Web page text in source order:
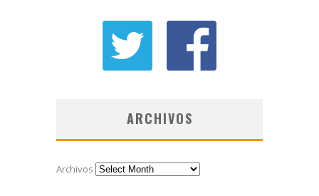
ARCHIVOS
Archivos